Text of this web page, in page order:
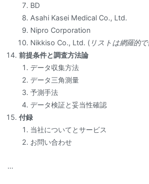
BD
Asahi Kasei Medical Co., Ltd.
Nipro Corporation
Nikkiso Co., Ltd. ( リストは網羅的
前提条件と調査方法論
データ収集方法
データ三角測量
予測手法
データ検証と妥当性確認
付録
当社についてとサービス
お問い合わせ
…